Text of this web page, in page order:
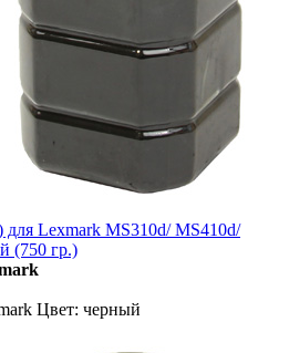
Lexmark MS310d/ MS410d/
(750 гр.)
Цвет: черный